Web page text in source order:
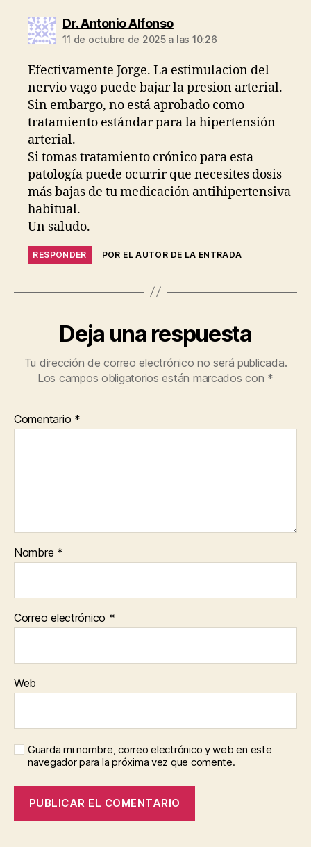
Dr. Antonio Alfonsodice:
11 de octubre de 2025 a las 10:26
Efectivamente Jorge. La estimulacion del
nervio vago puede bajar la presion arterial.
Sin embargo, no está aprobado como
tratamiento estándar para la hipertensión
arterial.
Si tomas tratamiento crónico para esta
patología puede ocurrir que necesites dosis
más bajas de tu medicación antihipertensiva
habitual.
Un saludo.
RESPONDER POR EL AUTOR DE LA ENTRADA
Deja una respuesta
Tu dirección de correo electrónico no será publicada.
Los campos obligatorios están marcados con *
Comentario *
Nombre *
Correo electrónico *
Web
Guarda mi nombre, correo electrónico y web en este
navegador para la próxima vez que comente.